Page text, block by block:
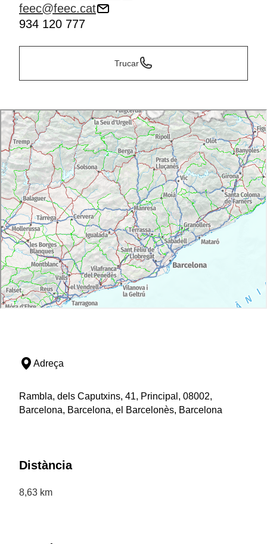
feec@feec.cat
934 120 777
Trucar
Adreça
Rambla, dels Caputxins, 41, Principal, 08002,
Barcelona, Barcelona, el Barcelonès, Barcelona
Distància
8,63 km